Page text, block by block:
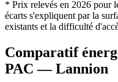
* Prix relevés en 2026 pour
écarts s'expliquent par la
existants et la difficulté
Comparatif
PAC —Lannion